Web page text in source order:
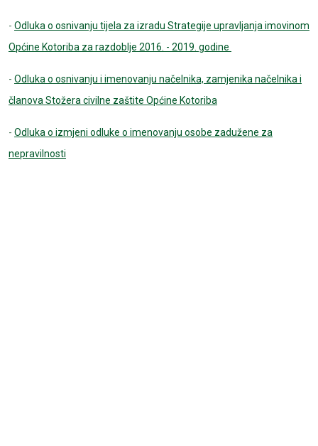
- Odluka o osnivanju tijela za izradu Strategije upravljanja imovinom
Općine Kotoriba za razdoblje 2016. - 2019. godine
- Odluka o osnivanju i imenovanju načelnika, zamjenika načelnika i
članova Stožera civilne zaštite Općine Kotoriba
- Odluka o izmjeni odluke o imenovanju osobe zadužene za
nepravilnosti